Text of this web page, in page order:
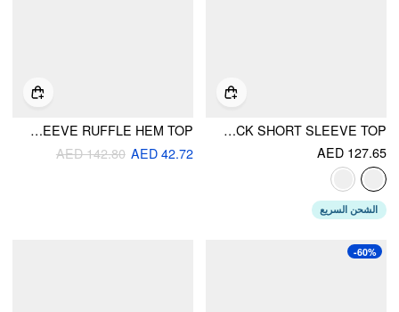
COTTON STRIPED ASYMMETRICAL POLO NECK SHORT SLEEVE TOP
AED 127.65
الشحن السريع
KNIT COLLAR LONG SLEEVE RUFFLE HEM TOP
AED 42.72
AED 142.80
-60%